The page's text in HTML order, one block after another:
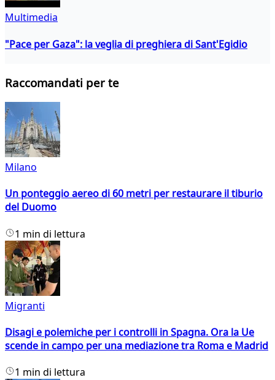
Multimedia
"Pace per Gaza": la veglia di preghiera di Sant'Egidio
Raccomandati per te
Milano
Un ponteggio aereo di 60 metri per restaurare il tiburio
del Duomo
1 min di lettura
Migranti
Disagi e polemiche per i controlli in Spagna. Ora la Ue
scende in campo per una mediazione tra Roma e Madrid
1 min di lettura